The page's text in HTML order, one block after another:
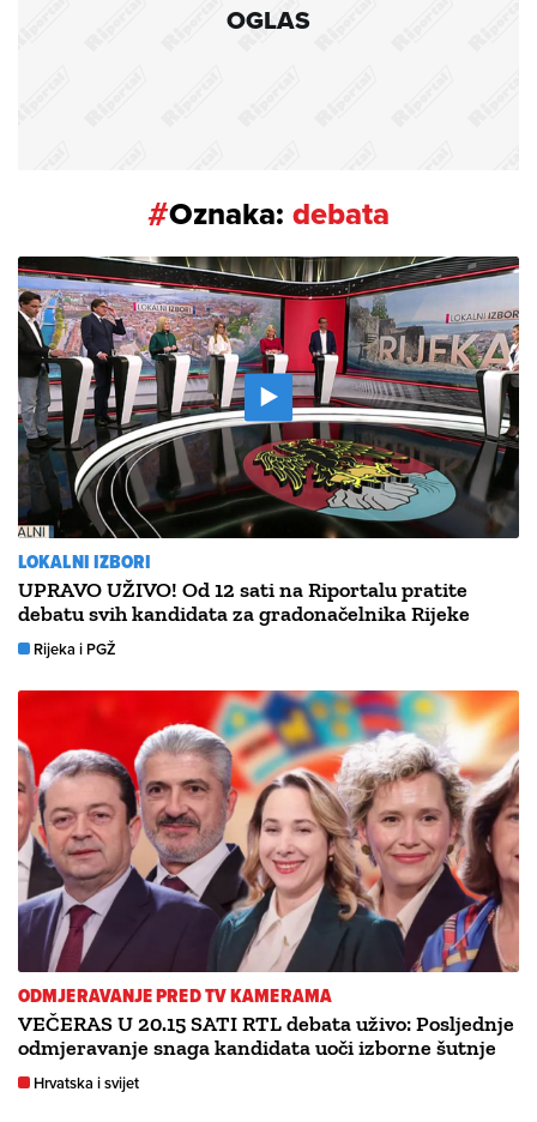
OGLAS
#Oznaka: debata
LOKALNI IZBORI
UPRAVO UŽIVO! Od 12 sati na Riportalu pratite
debatu svih kandidata za gradonačelnika Rijeke
Rijeka i PGŽ
ODMJERAVANJE PRED TV KAMERAMA
VEČERAS U 20.15 SATI RTL debata uživo: Posljednje
odmjeravanje snaga kandidata uoči izborne šutnje
Hrvatska i svijet